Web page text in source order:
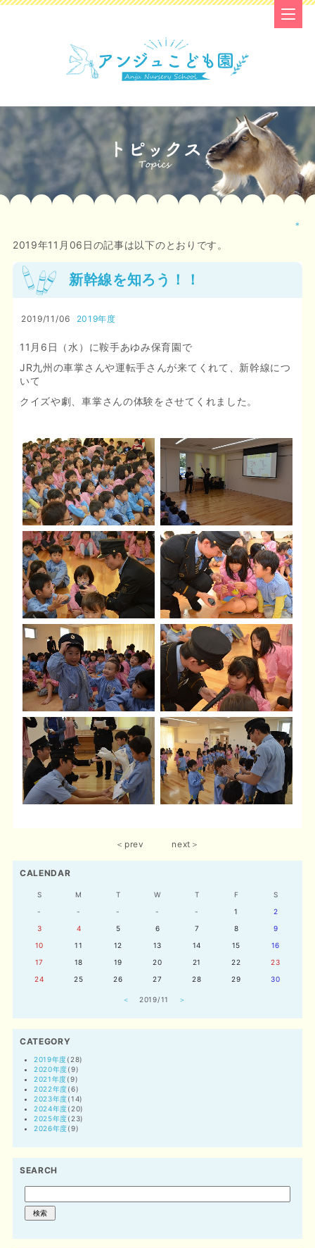
＊
2019年11月06日の記事は以下のとおりです。
新幹線を知ろう！！
2019/11/06 2019年度
11月6日（水）に鞍手あゆみ保育園で
JR九州の車掌さんや運転手さんが来てくれて、新幹線につ
いて
クイズや劇、車掌さんの体験をさせてくれました。
＜prev next＞
CALENDAR
S M T W T F
S
-
- - - - 1
2
3
4 5 6 7 8
9
10
11 12 13 14 15
16
17
18 19 20 21 22
23
24
25 26 27 28 29 30
＜ 2019/11 ＞
CATEGORY
2019年度(28)
2020年度(9)
2021年度(9)
2022年度(6)
2023年度(14)
2024年度(20)
2025年度(23)
2026年度(9)
SEARCH